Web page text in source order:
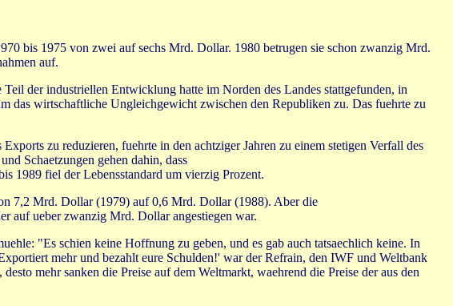
bis 1975 von zwei auf sechs Mrd. Dollar. 1980 betrugen sie schon zwanzig Mrd.
auf.
der industriellen Entwicklung hatte im Norden des Landes stattgefunden, in
das wirtschaftliche Ungleichgewicht zwischen den Republiken zu. Das fuehrte zu
zu reduzieren, fuehrte in den achtziger Jahren zu einem stetigen Verfall des
Schaetzungen gehen dahin, dass
1989 fiel der Lebensstandard um vierzig Prozent.
7,2 Mrd. Dollar (1979) auf 0,6 Mrd. Dollar (1988). Aber die
auf ueber zwanzig Mrd. Dollar angestiegen war.
"Es schien keine Hoffnung zu geben, und es gab auch tatsaechlich keine. In
mehr und bezahlt eure Schulden!' war der Refrain, den IWF und Weltbank
mehr sanken die Preise auf dem Weltmarkt, waehrend die Preise der aus den